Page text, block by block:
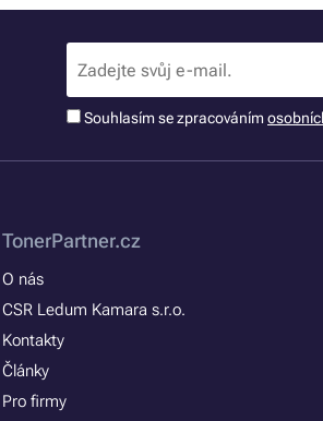
Souhlasím se zpracováním
TonerPartner.cz
O nás
CSR Ledum Kamara s.r.o.
Kontakty
Články
Pro firmy